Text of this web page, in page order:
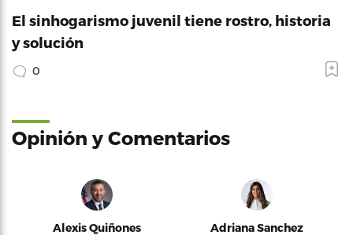
El sinhogarismo juvenil tiene rostro, historia
y solución
0
Opinión y Comentarios
Alexis Quiñones Adriana Sanchez